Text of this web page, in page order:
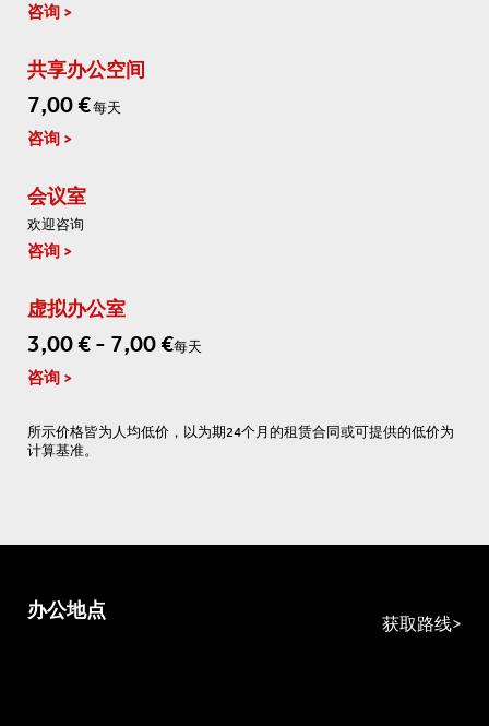
咨询
共享办公空间
7,00 €每天
咨询
会议室
欢迎咨询
咨询
虚拟办公室
3,00 € - 7,00 €每天
咨询
所示价格皆为人均低价，以为期24个月的租赁合同或可提供的低价为
计算基准。
办公地点
获取路线